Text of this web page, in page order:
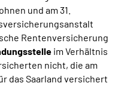
und am 31.
Rentenversicherung
im Verhältnis
nicht, die am
das Saarland versichert